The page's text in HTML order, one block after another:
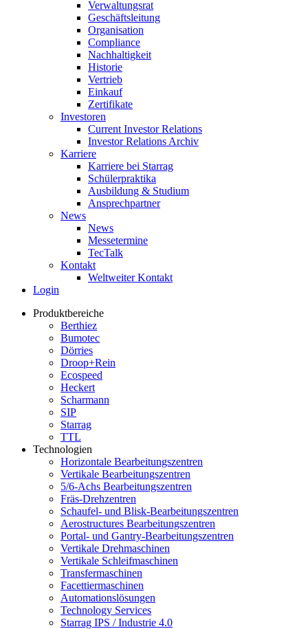
Verwaltungsrat
Geschäftsleitung
Organisation
Compliance
Nachhaltigkeit
Historie
Vertrieb
Einkauf
Zertifikate
Investoren
Current Investor Relations
Investor Relations Archiv
Karriere
Karriere bei Starrag
Schülerpraktika
Ausbildung & Studium
Ansprechpartner
News
News
Messetermine
TecTalk
Kontakt
Weltweiter Kontakt
Login
Produktbereiche
Berthiez
Bumotec
Dörries
Droop+Rein
Ecospeed
Heckert
Scharmann
SIP
Starrag
TTL
Technologien
Horizontale Bearbeitungszentren
Vertikale Bearbeitungszentren
5/6-Achs Bearbeitungszentren
Fräs-Drehzentren
Schaufel- und Blisk-Bearbeitungszentren
Aerostructures Bearbeitungszentren
Portal- und Gantry-Bearbeitungszentren
Vertikale Drehmaschinen
Vertikale Schleifmaschinen
Transfermaschinen
Facettiermaschinen
Automationslösungen
Technology Services
Starrag IPS / Industrie 4.0